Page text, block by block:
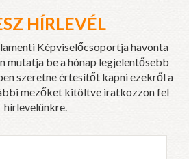
HÍRLEVÉL
Képviselőcsoportja havonta
mutatja be a hónap legjelentősebb
szeretne értesítőt kapni ezekről a
mezőket kitöltve iratkozzon fel
hírlevelünkre.